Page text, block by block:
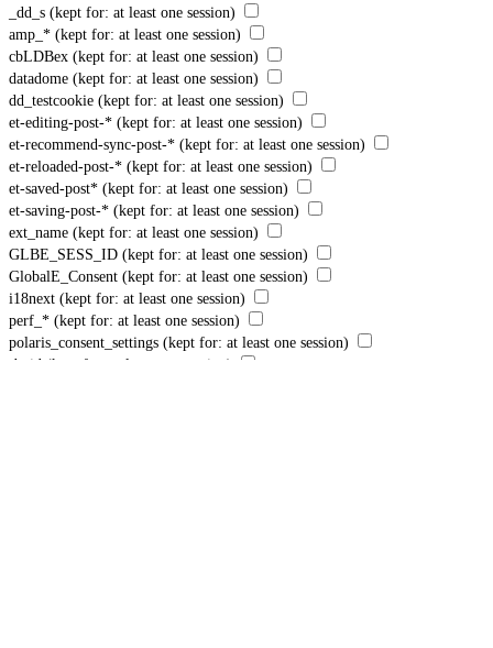
_dd_s (kept for: at least one session)
amp_* (kept for: at least one session)
cbLDBex (kept for: at least one session)
datadome (kept for: at least one session)
dd_testcookie (kept for: at least one session)
et-editing-post-* (kept for: at least one session)
et-recommend-sync-post-* (kept for: at least one session)
et-reloaded-post-* (kept for: at least one session)
et-saved-post* (kept for: at least one session)
et-saving-post-* (kept for: at least one session)
ext_name (kept for: at least one session)
GLBE_SESS_ID (kept for: at least one session)
GlobalE_Consent (kept for: at least one session)
i18next (kept for: at least one session)
perf_* (kept for: at least one session)
polaris_consent_settings (kept for: at least one session)
rbuid (kept for: at least one session)